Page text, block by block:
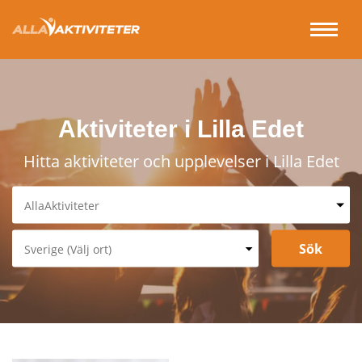
Aktiviteter i Lilla Edet
Hitta aktiviteter och upplevelser i Lilla Edet
Spa & Relax
Underhållning & Spel